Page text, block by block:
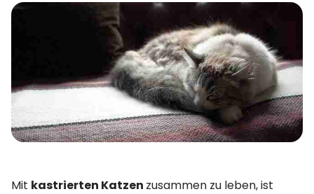
Mit kastrierten Katzen zusammen zu leben, ist